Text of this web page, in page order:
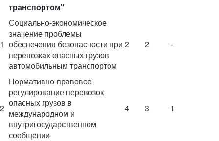
транспортом"
1
Социально-экономическое
значение проблемы
обеспечения безопасности при
перевозках опасных грузов
автомобильным транспортом
2 2 -
2
Нормативно-правовое
регулирование перевозок
опасных грузов в
международном и
внутригосударственном
сообщении
4 3 1